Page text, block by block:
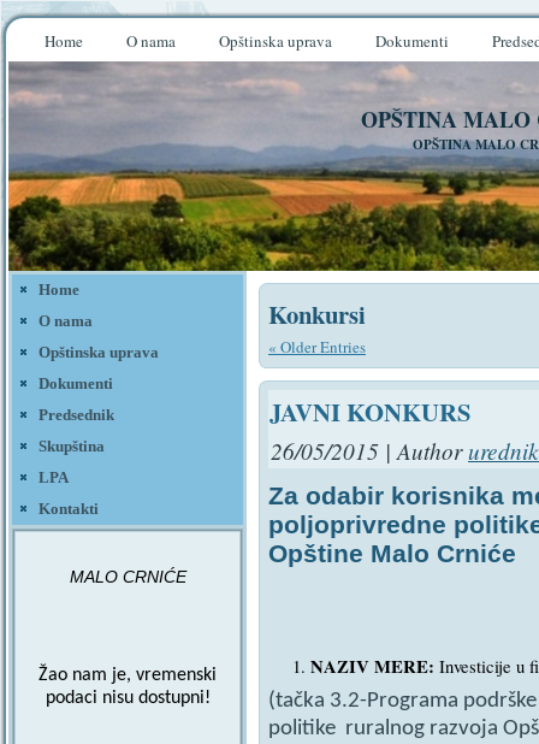
Home O nama Opštinska uprava Dokumenti
OPŠTINA MALO
OPŠTINA MALO
Home
O nama
Opštinska uprava
Dokumenti
Predsednik
Skupština
LPA
Kontakti
MALO CRNIĆE
Žao nam je, vremenski
podaci nisu dostupni!
Konkursi
« Older Entries
JAVNI KONKURS
26/05/2015 | Authorurednik
Za odabir korisnika
poljoprivredne
Opštine Malo Crniće
NAZIV MERE: Investicije u
(tačka 3.2-Programa
politike ruralnog razvoja